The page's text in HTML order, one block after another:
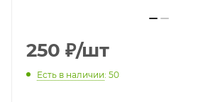
250 ₽/шт
Есть в наличии: 50